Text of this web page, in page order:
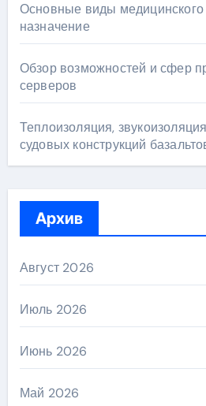
Основные виды медицинского
назначение
Обзор возможностей и сфер
серверов
Теплоизоляция,
судовых конструкций
Архив
Август 2026
Июль 2026
Июнь 2026
Май 2026